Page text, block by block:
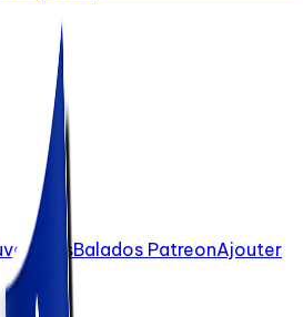
Balados PatreonAjouter